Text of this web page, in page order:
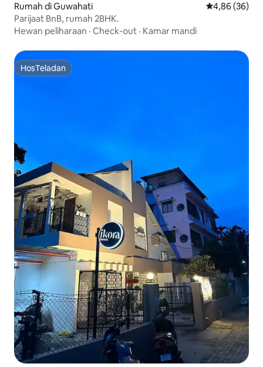
Rumah di Guwahati Nilai rata-rata
4,86 (36)
Parijaat BnB, rumah 2BHK.
Hewan peliharaan · Check-out · Kamar mandi
HosTeladan
HosTeladan